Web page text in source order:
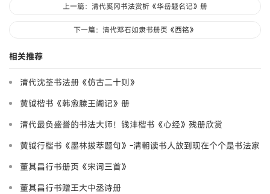
上一篇：清代奚冈书法赏析《华岳题名记》册
下一篇：清代邓石如隶书册页《西铭》
相关推荐
清代沈荃书法册《仿古二十则》
黄钺楷书《韩愈滕王阁记》册
清代最负盛誉的书法大师！钱沣楷书《心经》残册欣赏
黄钺行楷书《墨林拔萃题句》-清朝读书人放到现在个个是书法家
董其昌行书册页《宋词三首》
董其昌行书赠王大中丞诗册